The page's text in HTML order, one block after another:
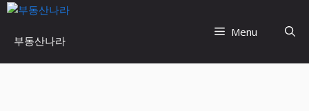
Skip
content
부동산나라
Menu